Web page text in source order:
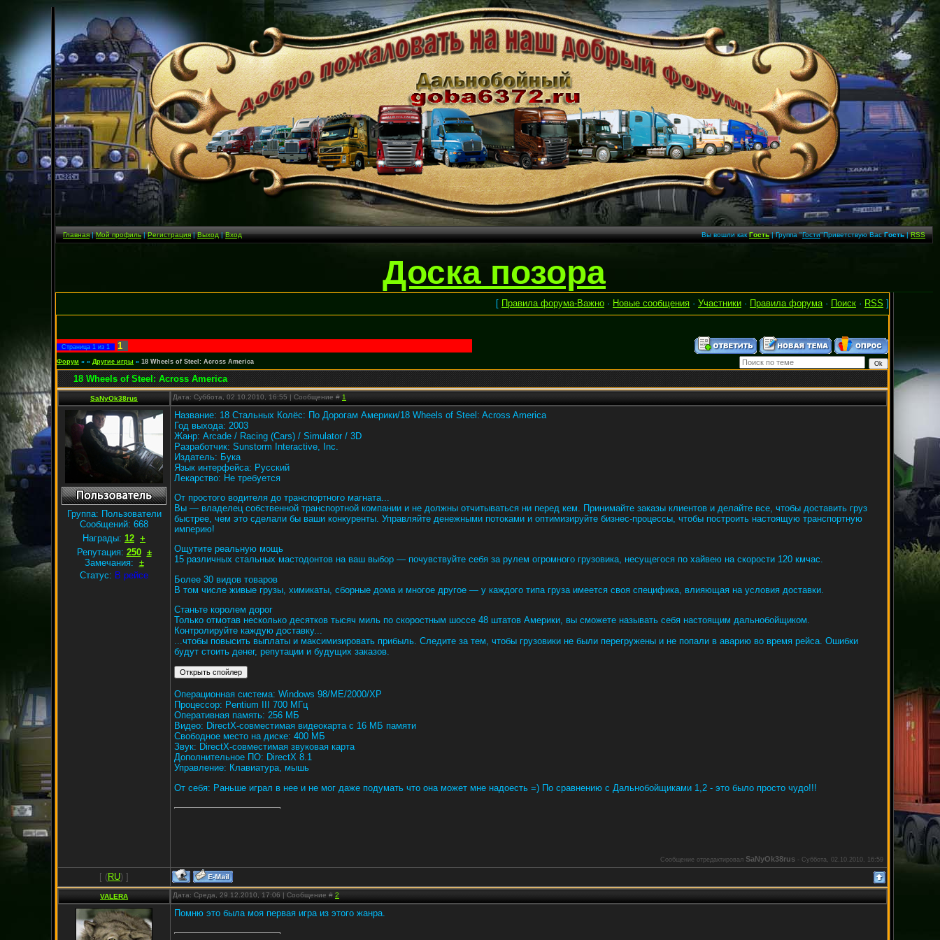
Главная|Мой профиль|Регистрация|Выход|Вход Вы вошли какГость| Группа "Гости"Приветствую ВасГость|RSS
Доска позора
[ Правила форума-Важно · Новые сообщения · Участники · Правила форума · Поиск · RSS ]
Страница 1 из 1 1
Форум » » Другие игры » 18 Wheels of Steel: Across America
18 Wheels of Steel: Across America
SaNyOk38rus Дата: Суббота, 02.10.2010, 16:55 | Сообщение # 1
Группа: Пользователи
Сообщений: 668
Награды: 12 +
Репутация: 250 ±
Замечания: ±
Статус: В рейсе
Название: 18 Стальных Колёс: По Дорогам Америки/18 Wheels of Steel: Across America
Год выхода: 2003
Жанр: Arcade / Racing (Cars) / Simulator / 3D
Разработчик: Sunstorm Interactive, Inc.
Издатель: Бука
Язык интерфейса: Русский
Лекарство: Не требуется
От простого водителя до транспортного магната...
Вы — владелец собственной транспортной компании и не должны отчитываться ни перед кем. Принимайте заказы клиентов и делайте все, чтобы доставить груз
быстрее, чем это сделали бы ваши конкуренты. Управляйте денежными потоками и оптимизируйте бизнес-процессы, чтобы построить настоящую транспортную
империю!
Ощутите реальную мощь
15 различных стальных мастодонтов на ваш выбор — почувствуйте себя за рулем огромного грузовика, несущегося по хайвею на скорости 120 кмчас.
Более 30 видов товаров
В том числе живые грузы, химикаты, сборные дома и многое другое — у каждого типа груза имеется своя специфика, влияющая на условия доставки.
Станьте королем дорог
Только отмотав несколько десятков тысяч миль по скоростным шоссе 48 штатов Америки, вы сможете называть себя настоящим дальнобойщиком.
Контролируйте каждую доставку...
...чтобы повысить выплаты и максимизировать прибыль. Следите за тем, чтобы грузовики не были перегружены и не попали в аварию во время рейса. Ошибки
будут стоить денег, репутации и будущих заказов.
Операционная система: Windows 98/ME/2000/XP
Процессор: Pentium III 700 МГц
Оперативная память: 256 МБ
Видео: DirectX-совместимая видеокарта с 16 МБ памяти
Свободное место на диске: 400 МБ
Звук: DirectX-совместимая звуковая карта
Дополнительное ПО: DirectX 8.1
Управление: Клавиатура, мышь
От себя: Раньше играл в нее и не мог даже подумать что она может мне надоесть =) По сравнению с Дальнобойщиками 1,2 - это было просто чудо!!!
Сообщение отредактировал SaNyOk38rus - Суббота, 02.10.2010, 16:59
[ (RU) ]
VALERA Дата: Среда, 29.12.2010, 17:06 | Сообщение # 2
Помню это была моя первая игра из этого жанра.